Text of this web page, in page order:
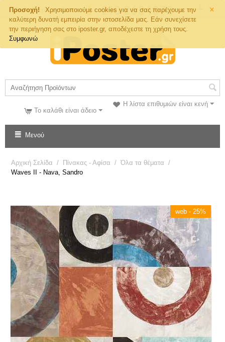
×
Προσοχή!
Χρησιμοποιούμε cookies για να σας παρέχουμε την
καλύτερη δυνατή εμπειρία στην ιστοσελίδα μας. Εάν συνεχίσετε
την περιήγηση σας στο iposter.gr, αποδέχεστε τη χρήση τους.
Συμφωνώ
Τηλ. Παραγγελιών
Η λίστα επιθυμιών είναι κενή
Το καλάθι είναι άδειο
Μενού
Αρχική Σελίδα / Πίνακας - Αφίσα / Όλα τα θέματα /
Waves II - Nava, Sandro
web - 25%